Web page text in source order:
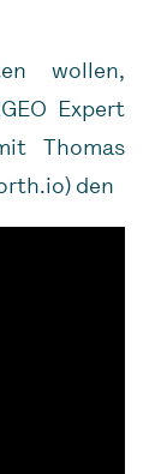
wollen,
Expert
Thomas
den